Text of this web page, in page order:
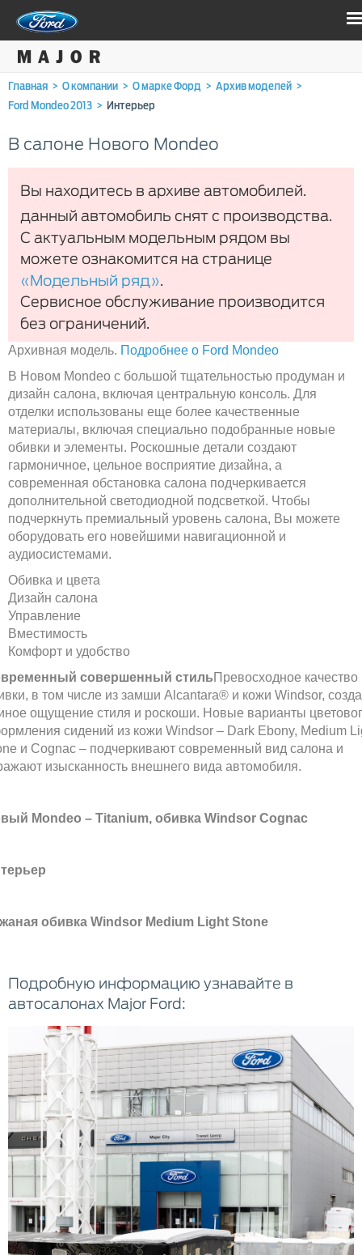
Главная > О компании > О марке Форд > Архив моделей >
Ford Mondeo 2013 > Интерьер
В салоне Нового Mondeo
Вы находитесь в архиве автомобилей.
данный автомобиль снят с производства.
С актуальным модельным рядом вы
можете ознакомится на странице
«Модельный ряд»
Сервисное обслуживание производится
без ограничений.
Архивная модель. Подробнее о Ford Mondeo
В Новом Mondeo с большой тщательностью продуман и
дизайн салона, включая центральную консоль. Для
отделки использованы еще более качественные
материалы, включая специально подобранные новые
обивки и элементы. Роскошные детали создают
гармоничное, цельное восприятие дизайна, а
современная обстановка салона подчеркивается
дополнительной светодиодной подсветкой. Чтобы
подчеркнуть премиальный уровень салона, Вы можете
оборудовать его новейшими навигационной и
аудиосистемами.
Обивка и цвета
Дизайн салона
Управление
Вместимость
Комфорт и удобство
совершенный стильПревосходное качество
в том числе из замши Alcantara® и кожи Windsor,
ощущение стиля и роскоши. Новые варианты
сидений из кожи Windsor – Dark Ebony, Medium
и Cognac – подчеркивают современный вид салона и
изысканность внешнего вида автомобиля.
Mondeo – Titanium, обивка Windsor Cognac
обивка Windsor Medium Light Stone
Подробную информацию узнавайте в
автосалонах Major Ford: